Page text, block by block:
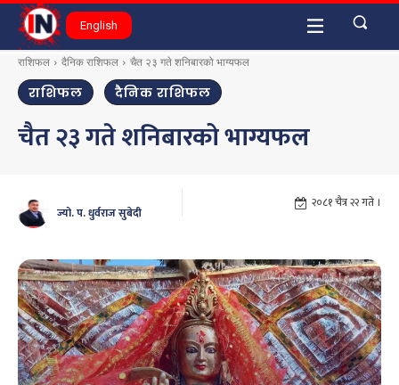
English
राशिफल दैनिक राशिफल चैत २३ गते शनिबारको भाग्यफल
राशिफल दैनिक राशिफल
चैत २३ गते शनिबारको भाग्यफल
ज्यो. प. धुर्वराज सुबेदी
२०८१ चैत्र २२ गते ।